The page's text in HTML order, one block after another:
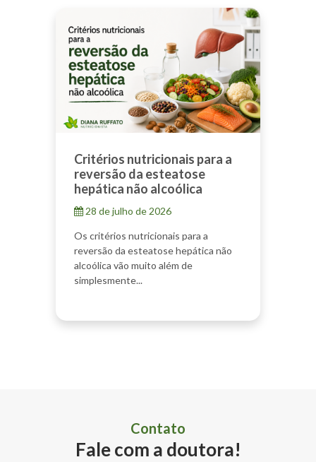
Critérios nutricionais para a
reversão da esteatose
hepática não alcoólica
28 de julho de 2026
Os critérios nutricionais para a
reversão da esteatose hepática não
alcoólica vão muito além de
simplesmente...
Contato
Fale com a doutora!